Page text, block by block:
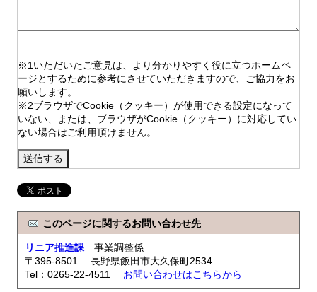
※1いただいたご意見は、より分かりやすく役に立つホームペ
ージとするために参考にさせていただきますので、ご協力をお
願いします。
※2ブラウザでCookie（クッキー）が使用できる設定になって
いない、または、ブラウザがCookie（クッキー）に対応してい
ない場合はご利用頂けません。
このページに関するお問い合わせ先
リニア推進課 事業調整係
〒395-8501 長野県飯田市大久保町2534
Tel：0265-22-4511 お問い合わせはこちらから